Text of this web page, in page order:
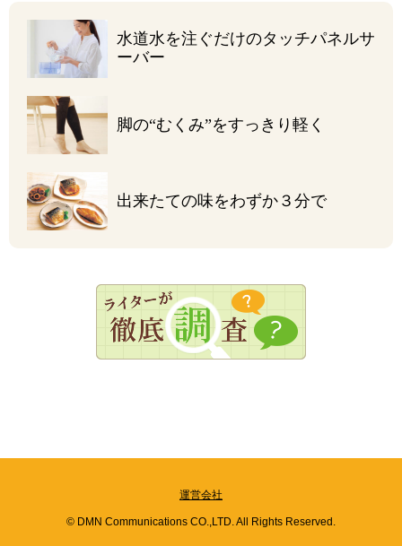
水道水を注ぐだけのタッチパネルサ
ーバー
脚の“むくみ”をすっきり軽く
出来たての味をわずか３分で
運営会社
© DMN Communications CO.,LTD. All Rights Reserved.